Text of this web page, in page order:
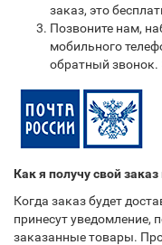
заказ, это
Позвоните нам,
мобильного
обратный звонок.
Как я получу свой
Когда заказ будет
принесут уведомление,
заказанные товары.